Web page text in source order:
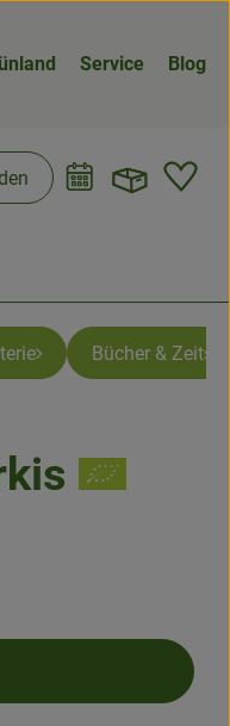
Service Blog
Bücher &
hinzufügen